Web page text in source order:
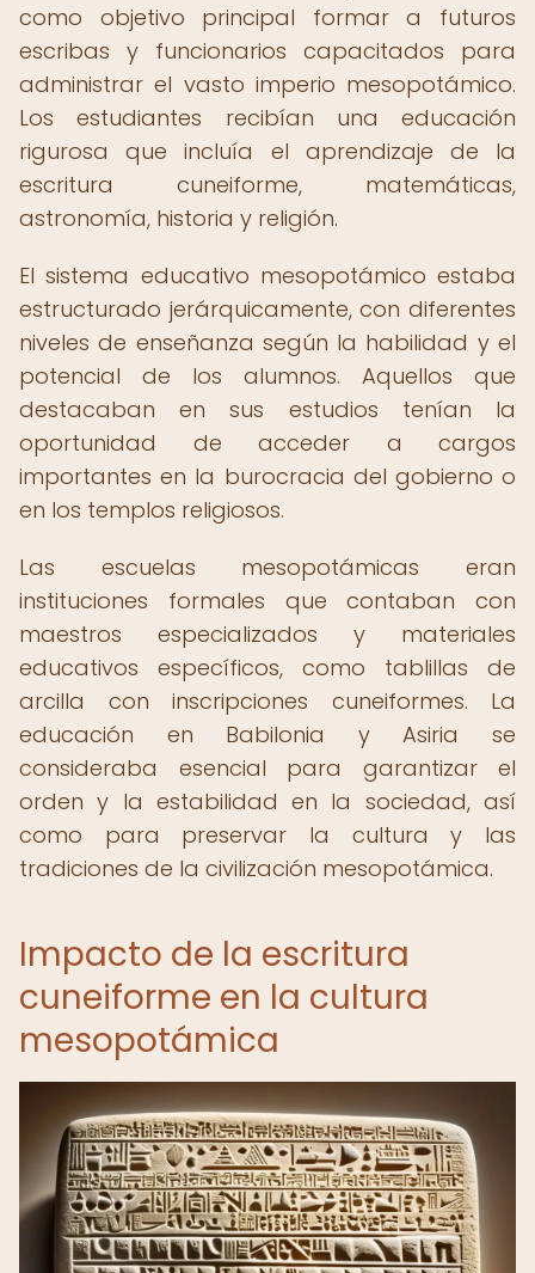
como objetivo principal formar a futuros
escribas y funcionarios capacitados para
administrar el vasto imperio mesopotámico.
Los estudiantes recibían una educación
rigurosa que incluía el aprendizaje de la
escritura cuneiforme, matemáticas,
astronomía, historia y religión.
El sistema educativo mesopotámico estaba
estructurado jerárquicamente, con diferentes
niveles de enseñanza según la habilidad y el
potencial de los alumnos. Aquellos que
destacaban en sus estudios tenían la
oportunidad de acceder a cargos
importantes en la burocracia del gobierno o
en los templos religiosos.
Las escuelas mesopotámicas eran
instituciones formales que contaban con
maestros especializados y materiales
educativos específicos, como tablillas de
arcilla con inscripciones cuneiformes. La
educación en Babilonia y Asiria se
consideraba esencial para garantizar el
orden y la estabilidad en la sociedad, así
como para preservar la cultura y las
tradiciones de la civilización mesopotámica.
Impacto de la escritura
cuneiforme en la cultura
mesopotámica